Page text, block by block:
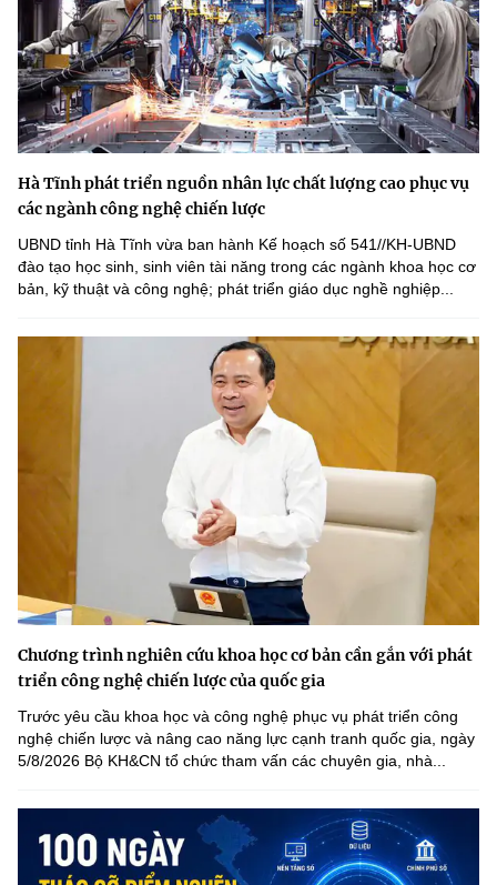
Hà Tĩnh phát triển nguồn nhân lực chất lượng cao phục vụ
các ngành công nghệ chiến lược
UBND tỉnh Hà Tĩnh vừa ban hành Kế hoạch số 541//KH-UBND
đào tạo học sinh, sinh viên tài năng trong các ngành khoa học cơ
bản, kỹ thuật và công nghệ; phát triển giáo dục nghề nghiệp...
Chương trình nghiên cứu khoa học cơ bản cần gắn với phát
triển công nghệ chiến lược của quốc gia
Trước yêu cầu khoa học và công nghệ phục vụ phát triển công
nghệ chiến lược và nâng cao năng lực cạnh tranh quốc gia, ngày
5/8/2026 Bộ KH&CN tổ chức tham vấn các chuyên gia, nhà...